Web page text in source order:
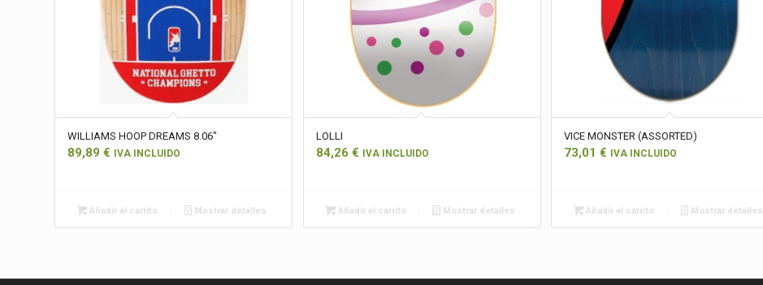
WILLIAMS HOOP DREAMS 8.06″
89,89 € IVA INCLUIDO
Añadir al carrito Mostrar detalles
LOLLI
84,26 € IVA INCLUIDO
Añadir al carrito Mostrar detalles
VICE MONSTER (ASSORTED)
73,01€ IVA INCLUIDO
Añadir al carrito Mostrar detalles